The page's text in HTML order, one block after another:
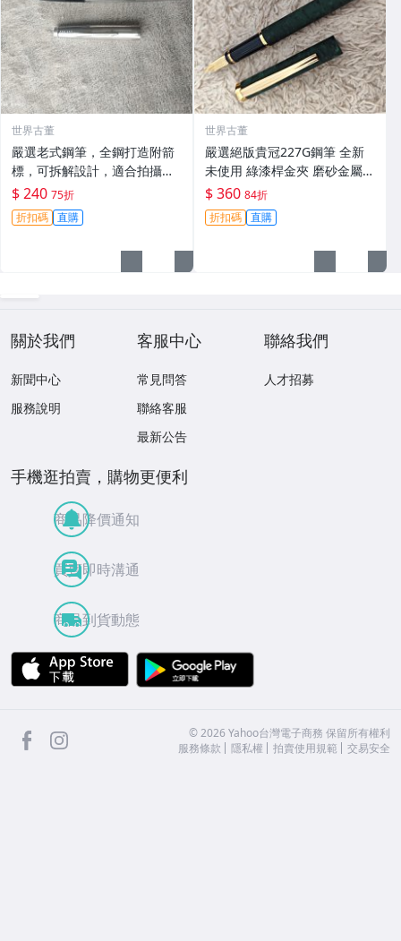
世界古董
嚴選老式鋼筆，全鋼打造附箭
標，可拆解設計，適合拍攝與
收藏。影視道具好選擇。 老鋼
筆 電影道具 雑貨收藏
$ 240 75折
折扣碼 直購
世界古董
嚴選絕版貴冠227G鋼筆 全新
未使用 綠漆桿金夾 磨砂金屬外
殼 大明尖飽滿墨水 試寫順滑
適合收藏使用 老鋼筆 條件好
銑筆
$ 360 84折
折扣碼 直購
關於我們
新聞中心
服務說明
客服中心
常見問答
聯絡客服
最新公告
聯絡我們
人才招募
手機逛拍賣，購物更便利
商品降價通知
買賣即時溝通
商品到貨動態
APP Store
facebook ©2026 Yahoo台灣電子商務 保留所有權利
服務條款
隱私權 拍賣使用規範 交易安全